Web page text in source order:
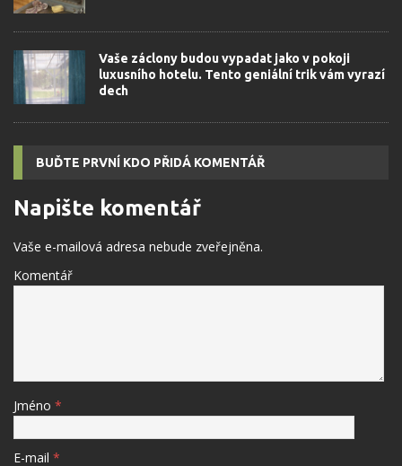
Vaše záclony budou vypadat jako v pokoji
luxusního hotelu. Tento geniální trik vám vyrazí
dech
BUĎTE PRVNÍ KDO PŘIDÁ KOMENTÁŘ
Napište komentář
Vaše e-mailová adresa nebude zveřejněna.
Komentář
Jméno *
E-mail *